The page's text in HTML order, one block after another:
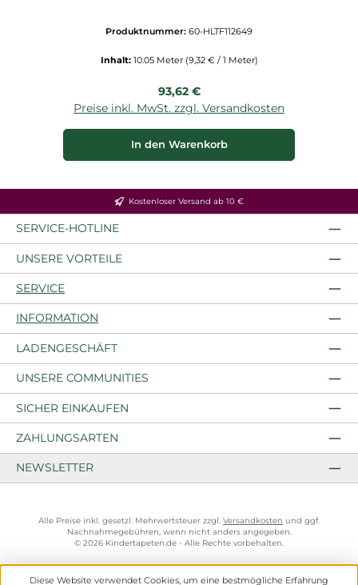
Produktnummer: 60-HLTF112649
Inhalt: 10.05 Meter (9,32 € / 1 Meter)
Regulärer Preis:
93,62 €
Preise inkl. MwSt. zzgl. Versandkosten
In den Warenkorb
Kostenloser Versand ab 10 €
SERVICE-HOTLINE
UNSERE VORTEILE
SERVICE
INFORMATION
LADENGESCHÄFT
UNSERE COMMUNITIES
SICHER EINKAUFEN
ZAHLUNGSARTEN
NEWSLETTER
Alle Preise inkl. gesetzl. Mehrwertsteuer zzgl. Versandkosten und ggf.
Nachnahmegebühren, wenn nicht anders angegeben.
© 2026 Kindertapeten.de - Alle Rechte vorbehalten.
Diese Website verwendet Cookies, um eine bestmögliche Erfahrung